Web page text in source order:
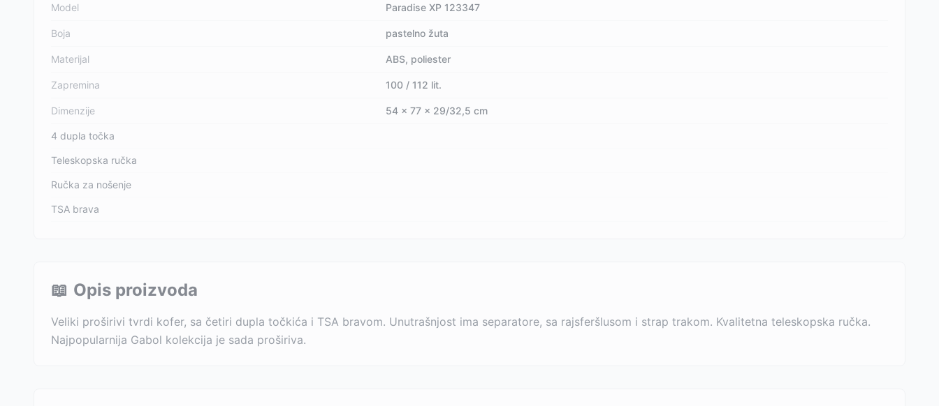
Model Paradise XP 123347
Boja pastelno žuta
Materijal ABS, poliester
Zapremina 100 / 112 lit.
Dimenzije 54 x 77 x 29/32,5 cm
4 dupla točka
Teleskopska ručka
Ručka za nošenje
TSA brava
📖 Opis proizvoda
Veliki proširivi tvrdi kofer, sa četiri dupla točkića i TSA bravom. Unutrašnjost ima separatore, sa rajsferšlusom i strap trakom. Kvalitetna teleskopska ručka.
Najpopularnija Gabol kolekcija je sada proširiva.